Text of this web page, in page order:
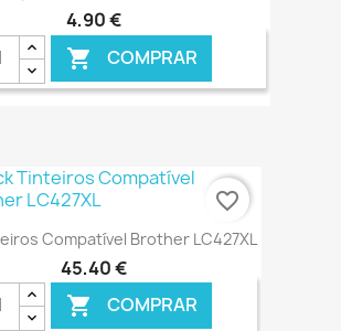
4,90 €
 COMPRAR
Compatível Brother LC427XL
45,40 €
 COMPRAR
favorite_border